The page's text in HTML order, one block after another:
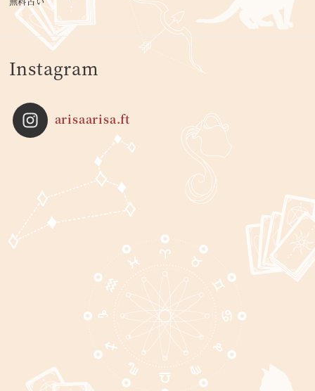
Instagram
arisaarisa.ft